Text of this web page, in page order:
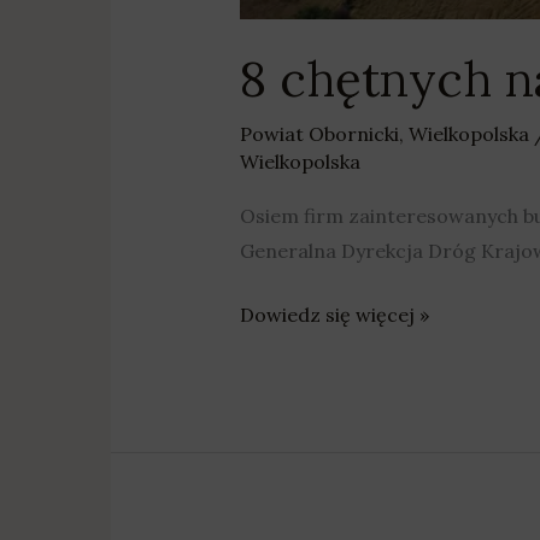
8 chętnych
Powiat Obornicki, Wielkopolska
Wielkopolska
Osiem firm zainteresowanych
Generalna Dyrekcja Dróg
Dowiedz się więcej »